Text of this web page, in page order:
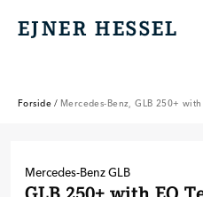
EJNER HESSEL
EJNER HESSEL
Forside / Mercedes-Benz, GLB 250+
Mercedes-BenzGLB